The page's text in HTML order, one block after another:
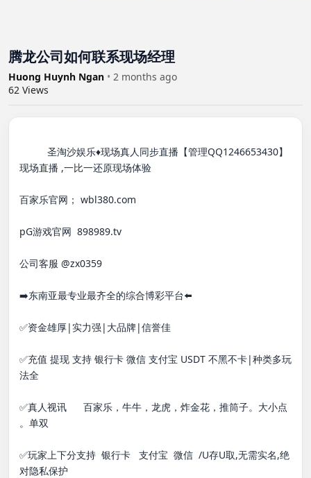
腾龙公司如何联系现场经理
Huong Huynh Ngan • 2 months ago
62 Views
现场直播 ,一比一还原现场体验
百家乐官网； wbl380.com
pG游戏官网  898989.tv
公司客服 @zx0359
➡️东南亚最专业最齐全的综合博彩平台⬅️
✅资金雄厚|实力强|大品牌|信誉佳
✅充值 提现 支持 银行卡 微信 支付宝 USDT 不黑不卡|种类多玩
法全
✅真人视讯      百家乐，牛牛，龙虎，炸金花，推筒子。大小点
。单双
✅玩家上下分支持  银行卡   支付宝  微信  /U存U取,无需实名,绝
对隐私保护